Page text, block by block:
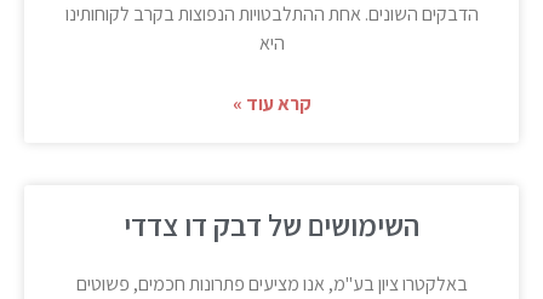
הדבקים השונים. אחת ההתלבטויות הנפוצות בקרב לקוחותינו
קרא עוד »
השימושים של דבק דו צדדי
באלקטרו ציון בע"מ, אנו מציעים פתרונות חכמים, פשוטים